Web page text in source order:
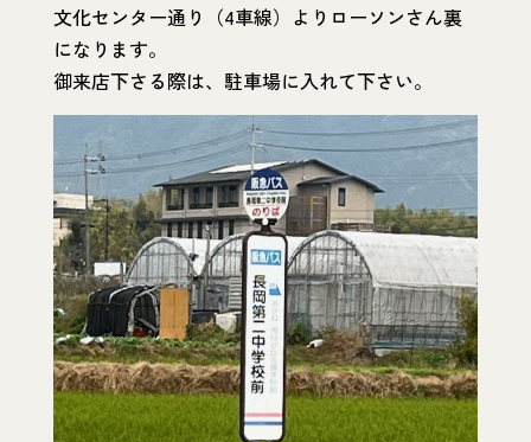
文化センター通り（4車線）よりローソンさん裏
になります。
御来店下さる際は、駐車場に入れて下さい。